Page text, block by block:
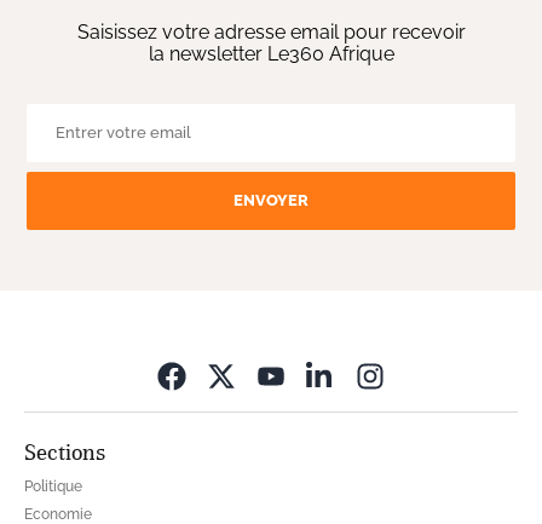
Saisissez votre adresse email pour recevoir
la newsletter Le360 Afrique
ENVOYER
Sections
Politique
Economie